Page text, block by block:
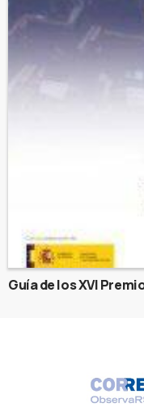
Guía de los XVI